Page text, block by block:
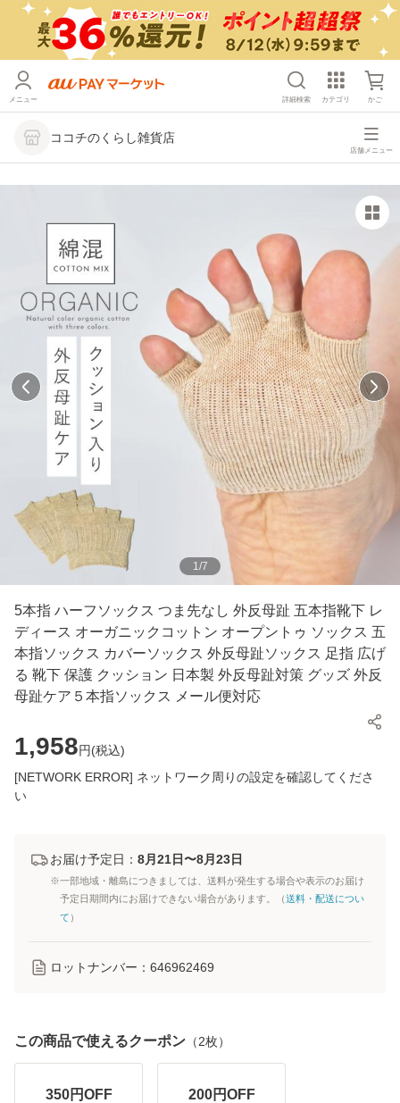
メニュー 詳細検索 カテゴリ かご
ココチのくらし雑貨店
店舗メニュー
1/7
5本指 ハーフソックス つま先なし 外反母趾 五本指靴下 レ
ディース オーガニックコットン オープントゥ ソックス 五
本指ソックス カバーソックス 外反母趾ソックス 足指 広げ
る 靴下 保護 クッション 日本製 外反母趾対策 グッズ 外反
母趾ケア５本指ソックス メール便対応
1,958円(税込)
[NETWORK ERROR] ネットワーク周りの設定を確認してくださ
い
お届け予定日： 8月21日〜8月23日
※一部地域・離島につきましては、送料が発生する場合や表示のお届け
予定日期間内にお届けできない場合があります。（送料・配送につい
て ）
ロットナンバー： 646962469
この商品で使えるクーポン （2枚）
350円OFF 200円OFF